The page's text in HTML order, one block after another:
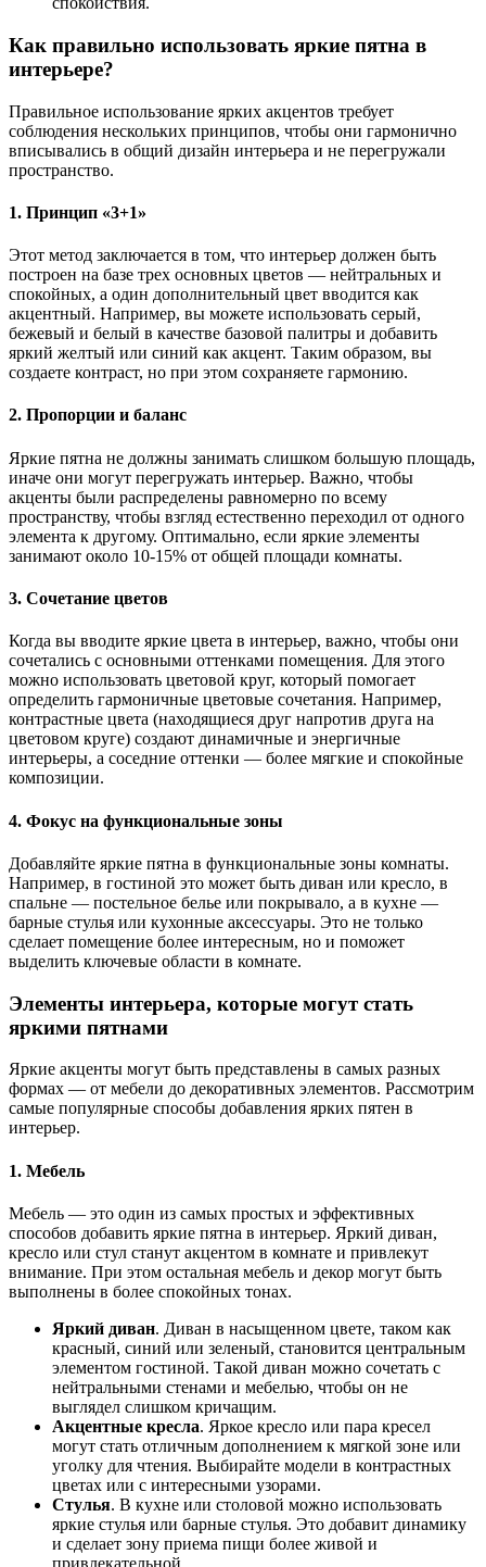
Как правильно использовать яркие пятна в
интерьере?
Правильное использование ярких акцентов требует
соблюдения нескольких принципов, чтобы они гармонично
вписывались в общий дизайн интерьера и не перегружали
пространство.
1. Принцип «3+1»
Этот метод заключается в том, что интерьер должен быть
построен на базе трех основных цветов — нейтральных и
спокойных, а один дополнительный цвет вводится как
акцентный. Например, вы можете использовать серый,
бежевый и белый в качестве базовой палитры и добавить
яркий желтый или синий как акцент. Таким образом, вы
создаете контраст, но при этом сохраняете гармонию.
2. Пропорции и баланс
Яркие пятна не должны занимать слишком большую площадь,
иначе они могут перегружать интерьер. Важно, чтобы
акценты были распределены равномерно по всему
пространству, чтобы взгляд естественно переходил от одного
элемента к другому. Оптимально, если яркие элементы
занимают около 10-15% от общей площади комнаты.
3. Сочетание цветов
Когда вы вводите яркие цвета в интерьер, важно, чтобы они
сочетались с основными оттенками помещения. Для этого
можно использовать цветовой круг, который помогает
определить гармоничные цветовые сочетания. Например,
контрастные цвета (находящиеся друг напротив друга на
цветовом круге) создают динамичные и энергичные
интерьеры, а соседние оттенки — более мягкие и спокойные
композиции.
4. Фокус на функциональные зоны
Добавляйте яркие пятна в функциональные зоны комнаты.
Например, в гостиной это может быть диван или кресло, в
спальне — постельное белье или покрывало, а в кухне —
барные стулья или кухонные аксессуары. Это не только
сделает помещение более интересным, но и поможет
выделить ключевые области в комнате.
Элементы интерьера, которые могут стать
яркими пятнами
Яркие акценты могут быть представлены в самых разных
формах — от мебели до декоративных элементов. Рассмотрим
самые популярные способы добавления ярких пятен в
интерьер.
1. Мебель
Мебель — это один из самых простых и эффективных
способов добавить яркие пятна в интерьер. Яркий диван,
кресло или стул станут акцентом в комнате и привлекут
внимание. При этом остальная мебель и декор могут быть
выполнены в более спокойных тонах.
Яркий диван. Диван в насыщенном цвете, таком как
красный, синий или зеленый, становится центральным
элементом гостиной. Такой диван можно сочетать с
нейтральными стенами и мебелью, чтобы он не
выглядел слишком кричащим.
Акцентные кресла. Яркое кресло или пара кресел
могут стать отличным дополнением к мягкой зоне или
уголку для чтения. Выбирайте модели в контрастных
цветах или с интересными узорами.
Стулья. В кухне или столовой можно использовать
яркие стулья или барные стулья. Это добавит динамику
и сделает зону приема пищи более живой и
привлекательной.